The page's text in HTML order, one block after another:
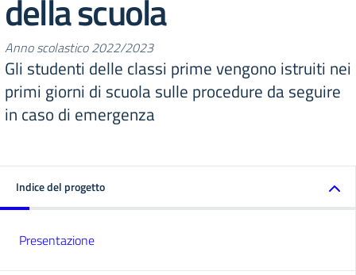
della scuola
Anno scolastico 2022/2023
Gli studenti delle classi prime vengono istruiti nei
primi giorni di scuola sulle procedure da seguire
in caso di emergenza
Indice del progetto
Presentazione